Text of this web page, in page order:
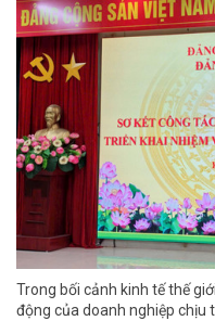
Trong bối cảnh kinh tế thế
động của doanh nghiệp chịu